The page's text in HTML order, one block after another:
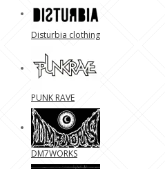
Disturbia clothing
PUNK RAVE
DM7WORKS